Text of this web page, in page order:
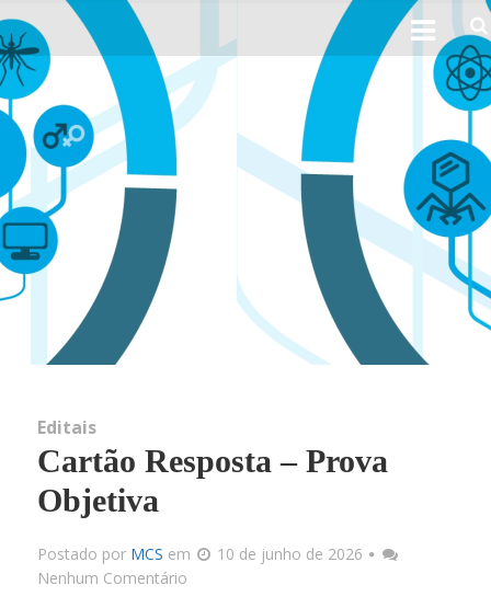
Perfil
Editais
Cartão Resposta – Prova
Objetiva
Postado por MCS em
10 de junho de 2026
Nenhum Comentário